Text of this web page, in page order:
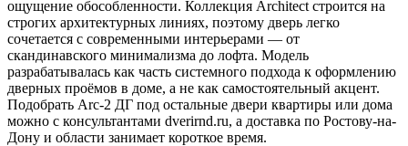
ощущение обособленности. Коллекция Architect строится на
строгих архитектурных линиях, поэтому дверь легко
сочетается с современными интерьерами — от
скандинавского минимализма до лофта. Модель
разрабатывалась как часть системного подхода к оформлению
дверных проёмов в доме, а не как самостоятельный акцент.
Подобрать Arc-2 ДГ под остальные двери квартиры или дома
можно с консультантами dverirnd.ru, а доставка по Ростову-на-
Дону и области занимает короткое время.